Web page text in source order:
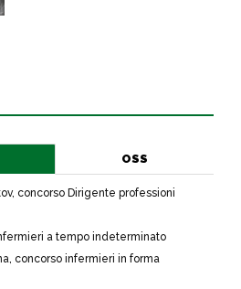
OSS
concorso Dirigente professioni
a tempo indeterminato
concorso infermieri in forma